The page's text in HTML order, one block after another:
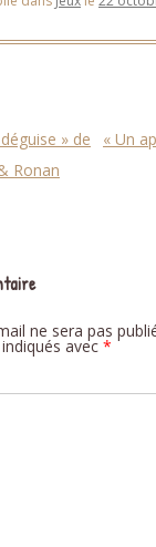
articles» de
Ronan
« Un
ne sera pas
avec *